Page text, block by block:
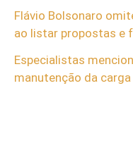
Flávio Bolsonaro
ao listar propostas e
Especialistas
manutenção da